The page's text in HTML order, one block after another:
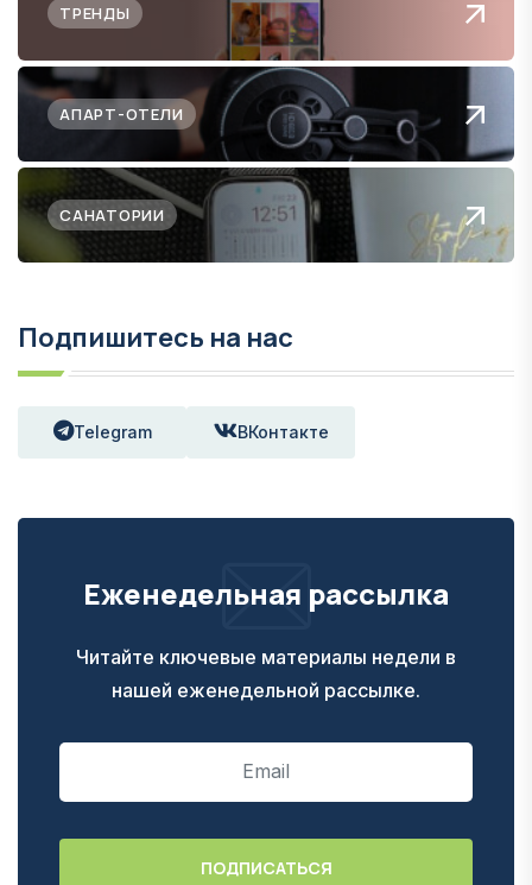
ТРЕНДЫ
АПАРТ-ОТЕЛИ
САНАТОРИИ
Подпишитесь на нас
Telegram ВКонтакте
Еженедельная рассылка
Читайте ключевые материалы недели в
нашей еженедельной рассылке.